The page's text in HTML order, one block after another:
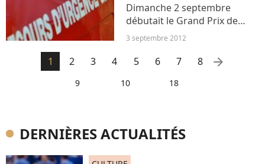
Dimanche 2 septembre
débutait le Grand Prix de
Belgique auquel participait
notamment le sportif Lewis
Hamilton accompagné par sa
Scherzinger. Mais un
3 septembre 2012
1 2 3 4 5 6 7 8
9 10 18
arrow_right
DERNIÈRES ACTUALITÉS